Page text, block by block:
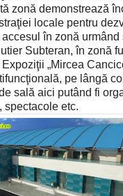
zonă demonstrează
locale pentru
în zonă urmând
Subteran, în zonă
„Mircea
pe lângă
sală aici putând fi
spectacole etc.